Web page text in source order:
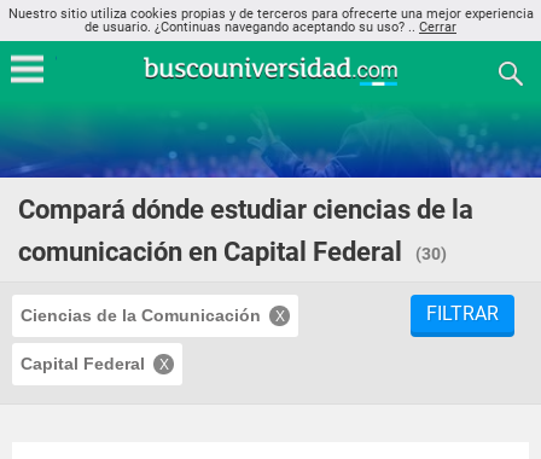
Nuestro sitio utiliza cookies propias y de terceros para ofrecerte una mejor experiencia
de usuario. ¿Continuas navegando aceptando su uso? .. Cerrar
Compará dónde estudiar ciencias de la
comunicación en Capital Federal
(30)
Ciencias de la Comunicación
Capital Federal
FILTRAR